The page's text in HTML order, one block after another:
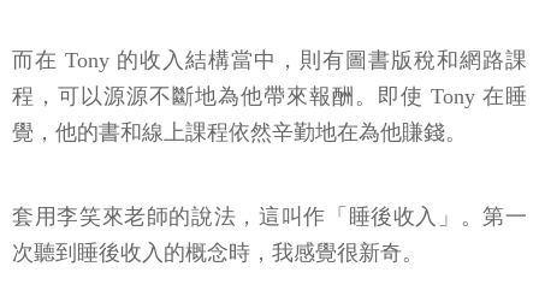
而在 Tony 的收入結構當中，則有圖書版稅和網路課
程，可以源源不斷地為他帶來報酬。即使 Tony 在睡
覺，他的書和線上課程依然辛勤地在為他賺錢。
套用李笑來老師的說法，這叫作「睡後收入」。第一
次聽到睡後收入的概念時，我感覺很新奇。